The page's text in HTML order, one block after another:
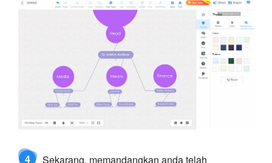
4
Sekarang, memandangkan anda telah